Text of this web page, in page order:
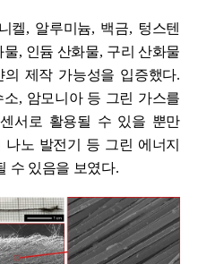
니켈, 알루미늄, 백금, 텅스텐
물, 인듐 산화물, 구리 산화물
제작 가능성을 입증했다.
소, 암모니아 등 그린 가스를
서로 활용될 수 있을 뿐만
나노 발전기 등 그린 에너지
수 있음을 보였다.